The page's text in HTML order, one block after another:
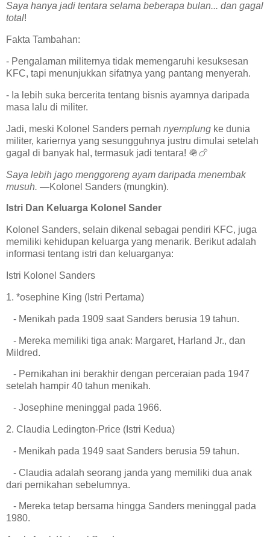
Saya hanya jadi tentara selama beberapa bulan... dan gagal
total!
Fakta Tambahan:
- Pengalaman militernya tidak memengaruhi kesuksesan
KFC, tapi menunjukkan sifatnya yang pantang menyerah.
- Ia lebih suka bercerita tentang bisnis ayamnya daripada
masa lalu di militer.
Jadi, meski Kolonel Sanders pernah nyemplung ke dunia
militer, kariernya yang sesungguhnya justru dimulai setelah
gagal di banyak hal, termasuk jadi tentara! 🪖🍗
Saya lebih jago menggoreng ayam daripada menembak
musuh. —Kolonel Sanders (mungkin).
Istri Dan Keluarga Kolonel Sander
Kolonel Sanders, selain dikenal sebagai pendiri KFC, juga
memiliki kehidupan keluarga yang menarik. Berikut adalah
informasi tentang istri dan keluarganya:
Istri Kolonel Sanders
1. *osephine King (Istri Pertama)
- Menikah pada 1909 saat Sanders berusia 19 tahun.
- Mereka memiliki tiga anak: Margaret, Harland Jr., dan
Mildred.
- Pernikahan ini berakhir dengan perceraian pada 1947
setelah hampir 40 tahun menikah.
- Josephine meninggal pada 1966.
2. Claudia Ledington-Price (Istri Kedua)
- Menikah pada 1949 saat Sanders berusia 59 tahun.
- Claudia adalah seorang janda yang memiliki dua anak
dari pernikahan sebelumnya.
- Mereka tetap bersama hingga Sanders meninggal pada
1980.